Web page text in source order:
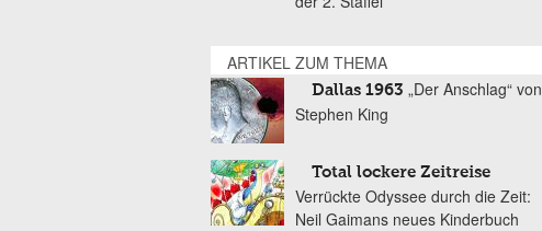
ARTIKEL ZUM THEMA
Dallas 1963 „Der Anschlag“ von
Stephen King
Total lockere Zeitreise
Verrückte Odyssee durch die Zeit:
Neil Gaimans neues Kinderbuch